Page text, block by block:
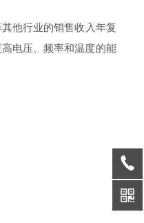
他行业的销售收入年复
电压、频率和温度的能